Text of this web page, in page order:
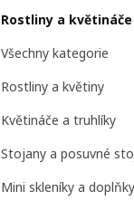
Rostliny a květináče
Všechny kategorie
Rostliny a květiny
Květináče a truhlíky
Stojany a posuvné
Mini skleníky a